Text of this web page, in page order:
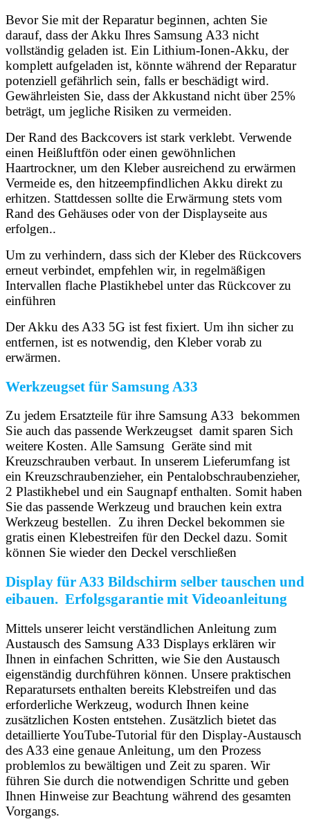
Bevor Sie mit der Reparatur beginnen, achten Sie
darauf, dass der Akku Ihres Samsung A33 nicht
vollständig geladen ist. Ein Lithium-Ionen-Akku, der
komplett aufgeladen ist, könnte während der Reparatur
potenziell gefährlich sein, falls er beschädigt wird.
Gewährleisten Sie, dass der Akkustand nicht über 25%
beträgt, um jegliche Risiken zu vermeiden.
Der Rand des Backcovers ist stark verklebt. Verwende
einen Heißluftfön oder einen gewöhnlichen
Haartrockner, um den Kleber ausreichend zu erwärmen
Vermeide es, den hitzeempfindlichen Akku direkt zu
erhitzen. Stattdessen sollte die Erwärmung stets vom
Rand des Gehäuses oder von der Displayseite aus
erfolgen..
Um zu verhindern, dass sich der Kleber des Rückcovers
erneut verbindet, empfehlen wir, in regelmäßigen
Intervallen flache Plastikhebel unter das Rückcover zu
einführen
Der Akku des A33 5G ist fest fixiert. Um ihn sicher zu
entfernen, ist es notwendig, den Kleber vorab zu
erwärmen.
Werkzeugset für Samsung A33
Zu jedem Ersatzteile für ihre Samsung A33 bekommen
Sie auch das passende Werkzeugset damit sparen Sich
weitere Kosten. Alle Samsung Geräte sind mit
Kreuzschrauben verbaut. In unserem Lieferumfang ist
ein Kreuzschraubenzieher, ein Pentalobschraubenzieher,
2 Plastikhebel und ein Saugnapf enthalten. Somit haben
Sie das passende Werkzeug und brauchen kein extra
Werkzeug bestellen. Zu ihren Deckel bekommen sie
gratis einen Klebestreifen für den Deckel dazu. Somit
können Sie wieder den Deckel verschließen
Display für A33 Bildschirm selber tauschen und
eibauen. Erfolgsgarantie mit Videoanleitung
Mittels unserer leicht verständlichen Anleitung zum
Austausch des Samsung A33 Displays erklären wir
Ihnen in einfachen Schritten, wie Sie den Austausch
eigenständig durchführen können. Unsere praktischen
Reparatursets enthalten bereits Klebstreifen und das
erforderliche Werkzeug, wodurch Ihnen keine
zusätzlichen Kosten entstehen. Zusätzlich bietet das
detaillierte YouTube-Tutorial für den Display-Austausch
des A33 eine genaue Anleitung, um den Prozess
problemlos zu bewältigen und Zeit zu sparen. Wir
führen Sie durch die notwendigen Schritte und geben
Ihnen Hinweise zur Beachtung während des gesamten
Vorgangs.